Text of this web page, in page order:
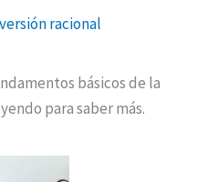
racional
básicos de la
para saber más.